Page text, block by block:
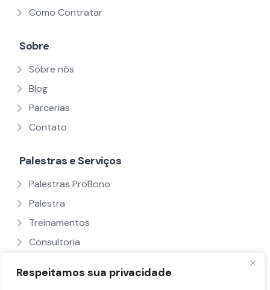
Respeitamos sua privacidade
Como Contratar
Sobre
Sobre nós
Blog
Parcerias
Contato
Palestras e Serviços
Palestras ProBono
Palestra
Treinamentos
Consultoria